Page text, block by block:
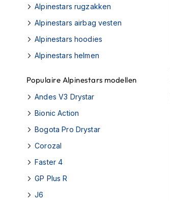
back
helmen
Heren
motorhelmen
Kinder
helmen
Fashion
helmen
Vespa
Alpinestars rugzakken
Alpinestars airbag vesten
Alpinestars hoodies
Alpinestars helmen
Populaire Alpinestars modellen
Andes V3 Drystar
Bionic Action
Bogota Pro Drystar
Corozal
Faster 4
GP Plus R
J6